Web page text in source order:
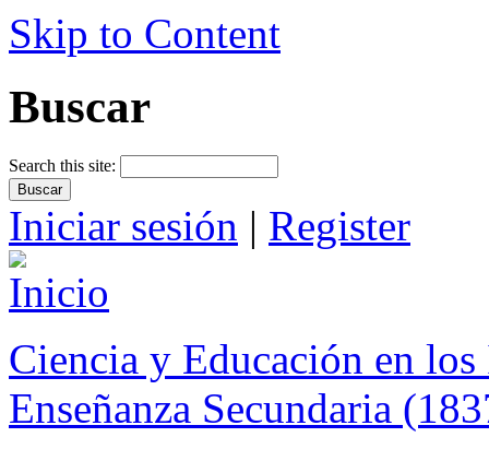
Skip to Content
Buscar
Search this site:
Iniciar sesión | Register
Ciencia y Educación en
Enseñanza Secundaria